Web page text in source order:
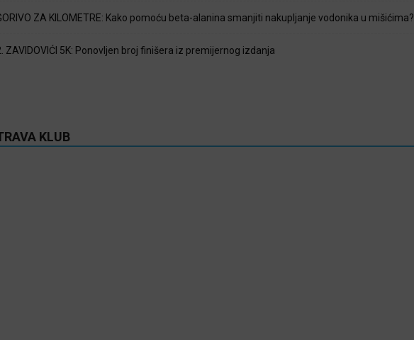
ZA KILOMETRE: Kako pomoću beta-alanina smanjiti nakupljanje vodonika u mišićima?
ZAVIDOVIĆI 5K: Ponovljen broj finišera iz premijernog izdanja
KLUB